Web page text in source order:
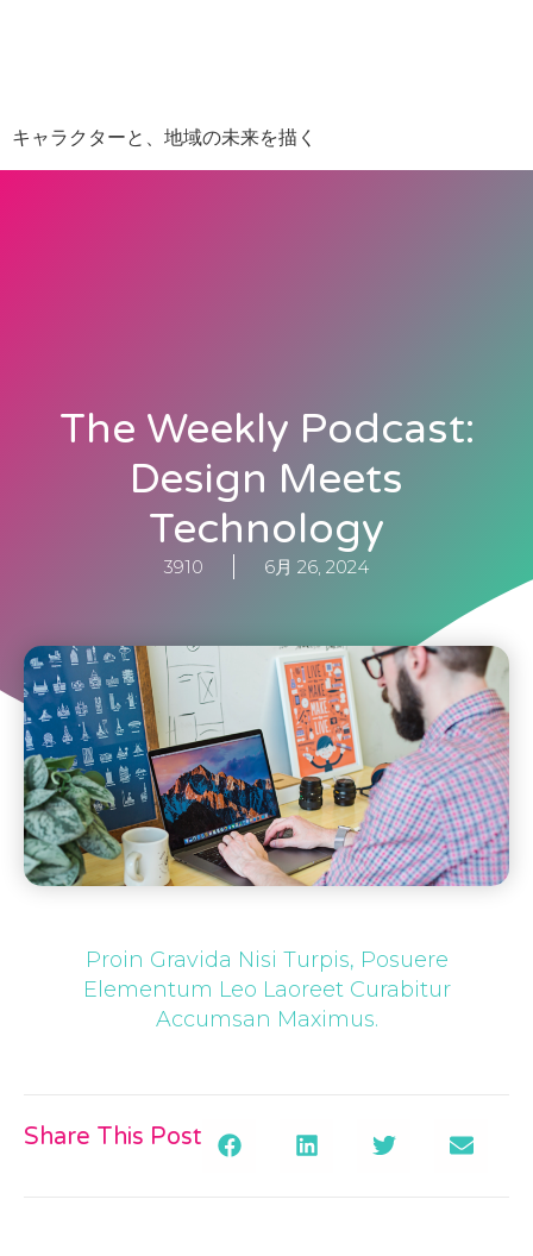
キャラクターと、地域の未来を描く
The Weekly Podcast:
Design Meets
Technology
3910 6月 26, 2024
Proin Gravida Nisi Turpis, Posuere
Elementum Leo Laoreet Curabitur
Accumsan Maximus.
Share This Post